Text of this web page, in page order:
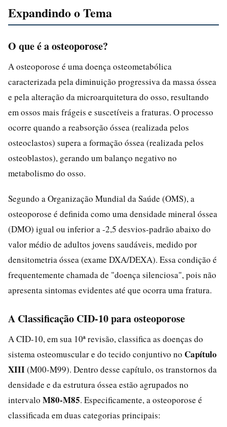
Expandindo o Tema
O que é a osteoporose?
A osteoporose é uma doença osteometabólica
caracterizada pela diminuição progressiva da massa óssea
e pela alteração da microarquitetura do osso, resultando
em ossos mais frágeis e suscetíveis a fraturas. O processo
ocorre quando a reabsorção óssea (realizada pelos
osteoclastos) supera a formação óssea (realizada pelos
osteoblastos), gerando um balanço negativo no
metabolismo do osso.
Segundo a Organização Mundial da Saúde (OMS), a
osteoporose é definida como uma densidade mineral óssea
(DMO) igual ou inferior a -2,5 desvios-padrão abaixo do
valor médio de adultos jovens saudáveis, medido por
densitometria óssea (exame DXA/DEXA). Essa condição é
frequentemente chamada de "doença silenciosa", pois não
apresenta sintomas evidentes até que ocorra uma fratura.
A Classificação CID-10 para osteoporose
A CID-10, em sua 10ª revisão, classifica as doenças do
sistema osteomuscular e do tecido conjuntivo no Capítulo
XIII(M00-M99). Dentro desse capítulo, os transtornos da
densidade e da estrutura óssea estão agrupados no
intervalo M80-M85. Especificamente, a osteoporose é
classificada em duas categorias principais: